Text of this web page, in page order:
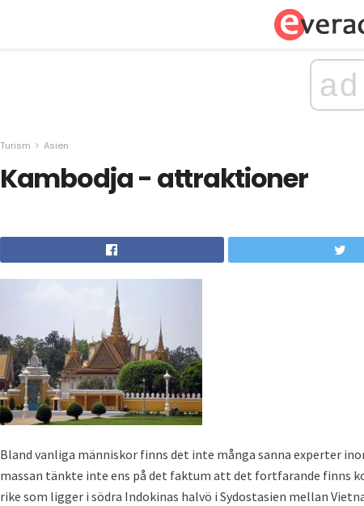
ad
Turism Asien
Kambodja - attraktioner
Bland vanliga människor finns det inte många sanna experter
massan tänkte inte ens på det faktum att det fortfarande finns
rike som ligger i södra Indokinas halvö i Sydostasien mellan